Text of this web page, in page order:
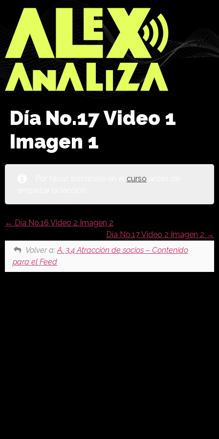
Día No.17 Video 1
Imagen 1
curso
Día No.16 Video 2 Imagen 2
Día No.17 Video 2 Imagen 2
Volver a:A. 3.4 Atracción de socios – Contenido
para el Feed